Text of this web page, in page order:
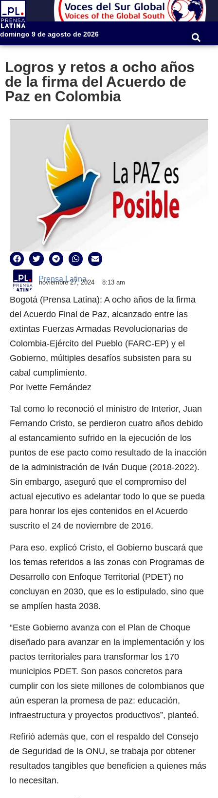
domingo 9 de agosto de 2026
Logros y retos a ocho años
de la firma del Acuerdo de
Paz en Colombia
Prensa Latina
noviembre 27, 2024 8:13 am
Bogotá (Prensa Latina): A ocho años de la firma
del Acuerdo Final de Paz, alcanzado entre las
extintas Fuerzas Armadas Revolucionarias de
Colombia-Ejército del Pueblo (FARC-EP) y el
Gobierno, múltiples desafíos subsisten para su
cabal cumplimiento.
Por Ivette Fernández
Tal como lo reconoció el ministro de Interior, Juan
Fernando Cristo, se perdieron cuatro años debido
al estancamiento sufrido en la ejecución de los
puntos de ese pacto como resultado de la inacción
de la administración de Iván Duque (2018-2022).
Sin embargo, aseguró que el compromiso del
actual ejecutivo es adelantar todo lo que se pueda
para honrar los ejes contenidos en el Acuerdo
suscrito el 24 de noviembre de 2016.
Para eso, explicó Cristo, el Gobierno buscará que
los temas referidos a las zonas con Programas de
Desarrollo con Enfoque Territorial (PDET) no
concluyan en 2030, que es lo estipulado, sino que
se amplíen hasta 2038.
“Este Gobierno avanza con el Plan de Choque
diseñado para avanzar en la implementación y los
pactos territoriales para transformar los 170
municipios PDET. Son pasos concretos para
cumplir con los siete millones de colombianos que
aún esperan la promesa de paz: educación,
infraestructura y proyectos productivos”, planteó.
Refirió además que, con el respaldo del Consejo
de Seguridad de la ONU, se trabaja por obtener
resultados tangibles que beneficien a quienes más
lo necesitan.